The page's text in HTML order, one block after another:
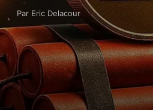
Par Eric Delacour